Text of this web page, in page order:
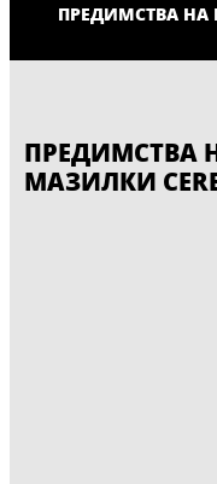
ПРЕДИМСТВА НА
ПРЕДИМСТВА
МАЗИЛКИ